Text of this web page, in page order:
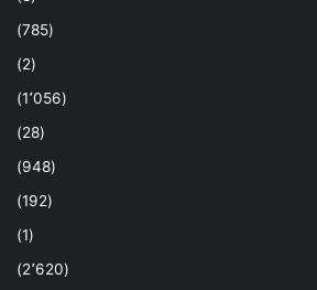
(785)
(2)
(1٬056)
(28)
(948)
(192)
(1)
(2٬620)